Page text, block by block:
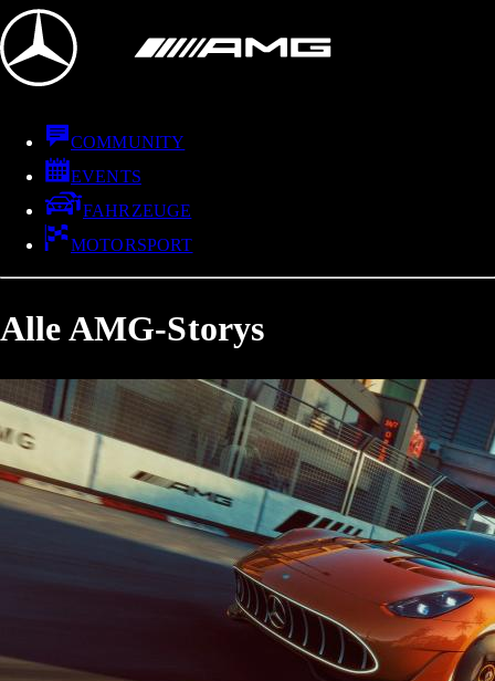
COMMUNITY
EVENTS
FAHRZEUGE
MOTORSPORT
Alle AMG-Storys